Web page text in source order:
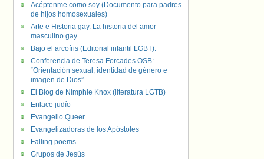
Acéptenme como soy (Documento para padres
de hijos homosexuales)
Arte e Historia gay. La historia del amor
masculino gay.
Bajo el arcoíris (Editorial infantil LGBT).
Conferencia de Teresa Forcades OSB:
“Orientación sexual, identidad de género e
imagen de Dios” .
El Blog de Nimphie Knox (literatura LGTB)
Enlace judío
Evangelio Queer.
Evangelizadoras de los Apóstoles
Falling poems
Grupos de Jesús